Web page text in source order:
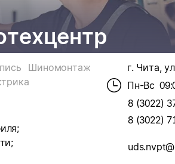
Шиномонтаж
г. Чита,
Пн-Вс
8 (3022)
8 (3022)